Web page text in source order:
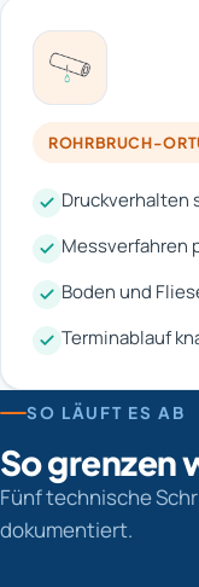
ROHRBRUCH-
Druckverhalten
Messverfahren
Boden und
Terminablauf
SO LÄUFT ES AB
So grenzen
Fünf technische
dokumentiert.